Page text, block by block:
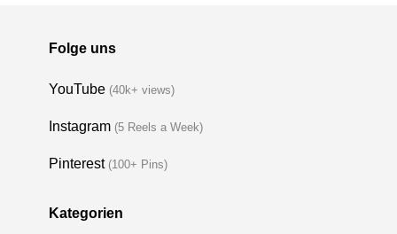
Folge uns
YouTube (40k+ views)
Instagram (5 Reels a Week)
Pinterest (100+ Pins)
Kategorien